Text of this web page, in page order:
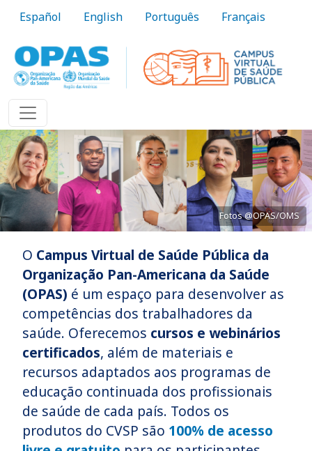
Español English Português Français
Trazer o conhecimento à prática
Saiba Mais
Fotos @OPAS/OMS
O Campus Virtual de Saúde Pública da
Organização Pan-Americana da Saúde
(OPAS) é um espaço para desenvolver as
competências dos trabalhadores da
saúde. Oferecemos cursos e webinários
certificados, além de materiais e
recursos adaptados aos programas de
educação continuada dos profissionais
de saúde de cada país. Todos os
produtos do CVSP são 100% de acesso